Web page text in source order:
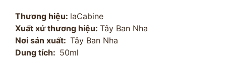
Thương hiệu: laCabine
Xuất xứ thương hiệu: Tây Ban Nha
Nơi sản xuất: Tây Ban Nha
Dung tích: 50ml